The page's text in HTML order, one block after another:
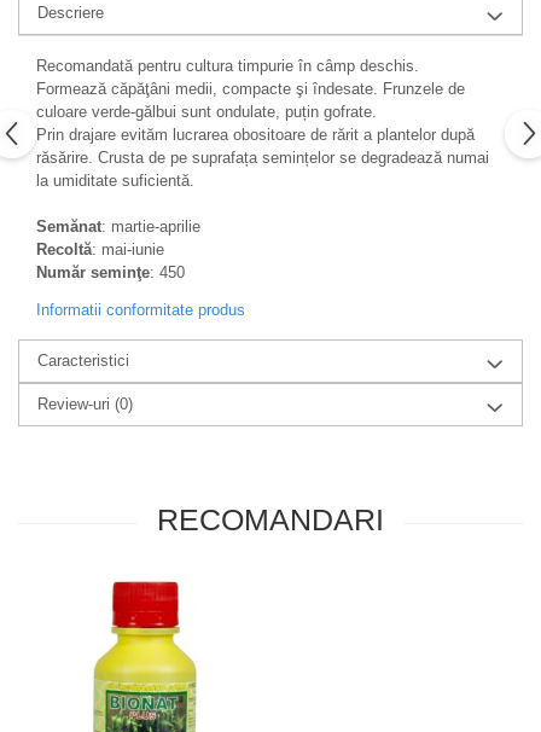
Descriere
Recomandată pentru cultura timpurie în câmp deschis.
Formează căpăţâni medii, compacte şi îndesate. Frunzele de
culoare verde-gălbui sunt ondulate, puțin gofrate.
Prin drajare evităm lucrarea obositoare de rărit a plantelor după
răsărire. Crusta de pe suprafața semințelor se degradează numai
la umiditate suficientă.
Semănat: martie-aprilie
Recoltă: mai-iunie
Număr seminţe: 450
Informatii conformitate produs
Caracteristici
Review-uri (0)
RECOMANDARI